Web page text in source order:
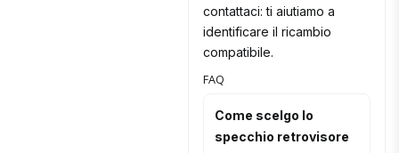
contattaci: ti aiutiamo a
identificare il ricambio
compatibile.
FAQ
Come scelgo lo
specchio retrovisore